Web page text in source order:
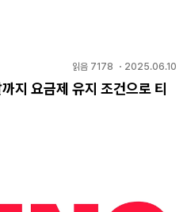
읽음 7178 ・ 2025.06.10
지 요금제 유지 조건으로 티